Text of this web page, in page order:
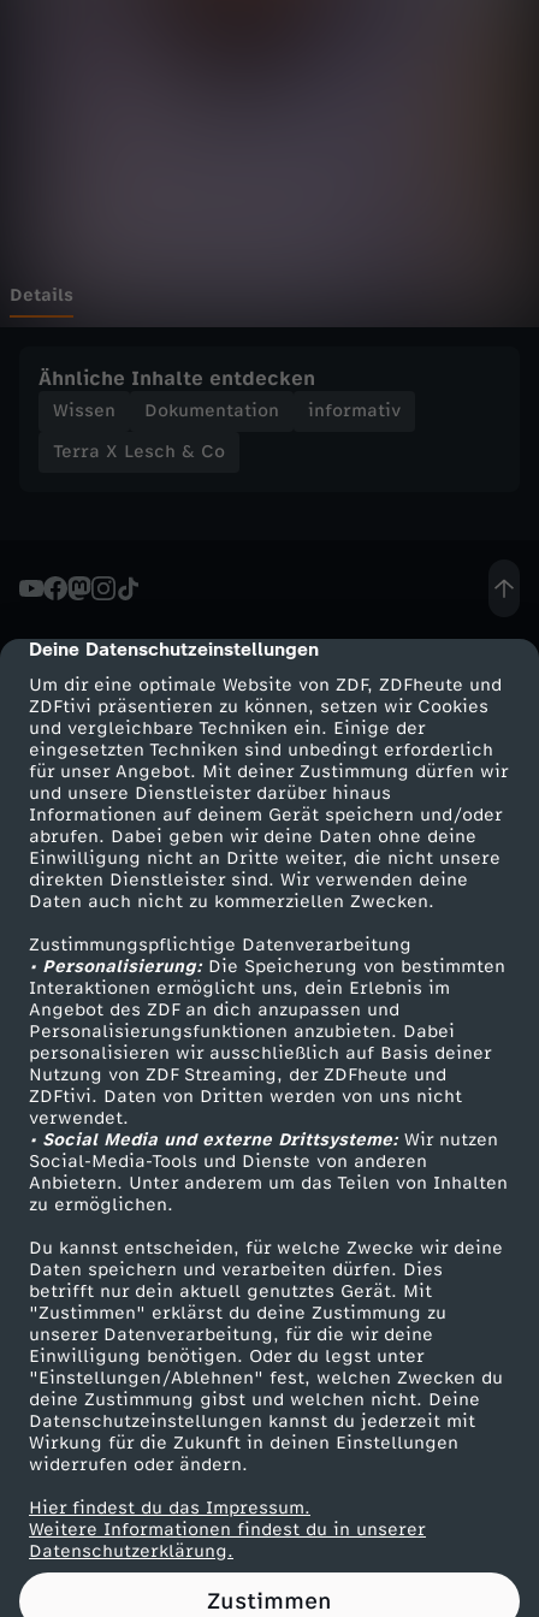
cmp-dialog-description
Deine Datenschutzeinstellungen
Um dir eine optimale Website von ZDF, ZDFheute und
ZDFtivi präsentieren zu können, setzen wir Cookies
und vergleichbare Techniken ein. Einige der
eingesetzten Techniken sind unbedingt erforderlich
für unser Angebot. Mit deiner Zustimmung dürfen wir
und unsere Dienstleister darüber hinaus
Informationen auf deinem Gerät speichern und/oder
abrufen. Dabei geben wir deine Daten ohne deine
Einwilligung nicht an Dritte weiter, die nicht unsere
direkten Dienstleister sind. Wir verwenden deine
Daten auch nicht zu kommerziellen Zwecken.
Zustimmungspflichtige Datenverarbeitung
• Personalisierung:Die Speicherung von bestimmten
Interaktionen ermöglicht uns, dein Erlebnis im
Angebot des ZDF an dich anzupassen und
Personalisierungsfunktionen anzubieten. Dabei
personalisieren wir ausschließlich auf Basis deiner
Nutzung von ZDF Streaming, der ZDFheute und
ZDFtivi. Daten von Dritten werden von uns nicht
verwendet.
• Social Media und externe Drittsysteme:Wir nutzen
Social-Media-Tools und Dienste von anderen
Anbietern. Unter anderem um das Teilen von Inhalten
zu ermöglichen.
Du kannst entscheiden, für welche Zwecke wir deine
Daten speichern und verarbeiten dürfen. Dies
betrifft nur dein aktuell genutztes Gerät. Mit
"Zustimmen" erklärst du deine Zustimmung zu
unserer Datenverarbeitung, für die wir deine
Einwilligung benötigen. Oder du legst unter
"Einstellungen/Ablehnen" fest, welchen Zwecken du
deine Zustimmung gibst und welchen nicht. Deine
Datenschutzeinstellungen kannst du jederzeit mit
Wirkung für die Zukunft in deinen Einstellungen
widerrufen oder ändern.
Hier findest du das Impressum.
Weitere Informationen findest du in unserer
Datenschutzerklärung.
Zustimmen
C
-
s
i
s
t
d
a
s
I
c
h
?
Details
Ähnliche Inhalte entdecken
Wissen Dokumentation
informativ
Terra X Lesch & Co
Mehr ZDF
ZDF-Apps
Smart TV
ZDFtext
Livestreams
Sendungen A-Z
TV-Programm
Service
ZDFmitreden
Kontakt zum ZDF
Tickets
Zuschauerservice
Hilfe
ZDF Unternehmen
Karriere
ZDF goes Schule
Werbefernsehen
Mainzelmännchen
Partner